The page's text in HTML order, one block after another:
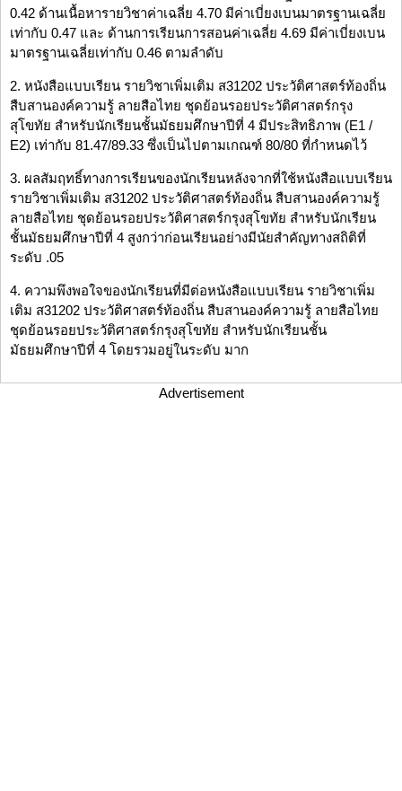
0.42 ด้านเนื้อหารายวิชาค่าเฉลี่ย 4.70 มีค่าเบี่ยงเบนมาตรฐานเฉลี่ย
เท่ากับ 0.47 และ ด้านการเรียนการสอนค่าเฉลี่ย 4.69 มีค่าเบี่ยงเบน
มาตรฐานเฉลี่ยเท่ากับ 0.46 ตามลำดับ
2. หนังสือแบบเรียน รายวิชาเพิ่มเติม ส31202 ประวัติศาสตร์ท้องถิ่น
สืบสานองค์ความรู้ ลายสือไทย ชุดย้อนรอยประวัติศาสตร์กรุง
สุโขทัย สำหรับนักเรียนชั้นมัธยมศึกษาปีที่ 4 มีประสิทธิภาพ (E1 /
E2) เท่ากับ 81.47/89.33 ซึ่งเป็นไปตามเกณฑ์ 80/80 ที่กำหนดไว้
3. ผลสัมฤทธิ์ทางการเรียนของนักเรียนหลังจากที่ใช้หนังสือแบบเรียน
รายวิชาเพิ่มเติม ส31202 ประวัติศาสตร์ท้องถิ่น สืบสานองค์ความรู้
ลายสือไทย ชุดย้อนรอยประวัติศาสตร์กรุงสุโขทัย สำหรับนักเรียน
ชั้นมัธยมศึกษาปีที่ 4 สูงกว่าก่อนเรียนอย่างมีนัยสำคัญทางสถิติที่
ระดับ .05
4. ความพึงพอใจของนักเรียนที่มีต่อหนังสือแบบเรียน รายวิชาเพิ่ม
เติม ส31202 ประวัติศาสตร์ท้องถิ่น สืบสานองค์ความรู้ ลายสือไทย
ชุดย้อนรอยประวัติศาสตร์กรุงสุโขทัย สำหรับนักเรียนชั้น
มัธยมศึกษาปีที่ 4 โดยรวมอยู่ในระดับ มาก
Advertisement